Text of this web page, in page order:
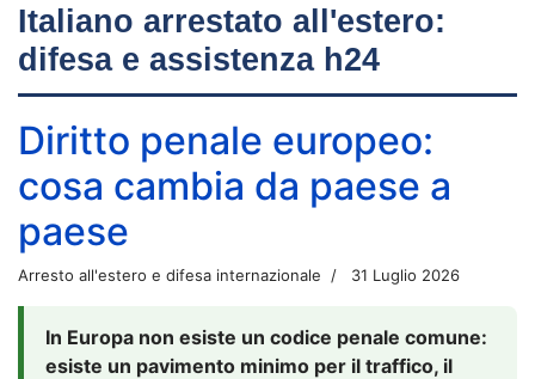
Italiano arrestato all'estero:
difesa e assistenza h24
Diritto penale europeo:
cosa cambia da paese a
paese
Arresto all'estero e difesa internazionale 31 Luglio 2026
In Europa non esiste un codice penale comune:
esiste un pavimento minimo per il traffico, il